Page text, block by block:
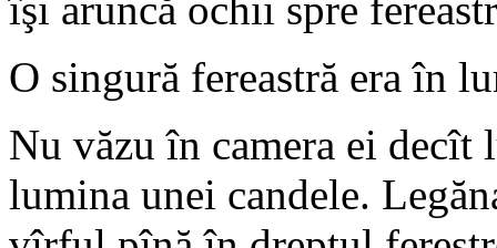
O singură fereastră era în
Nu văzu în camera ei
lumina unei candele.